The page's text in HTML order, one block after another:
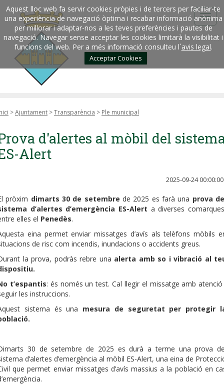
Aquest lloc web fa servir cookies pròpies i de tercers per faciliar-te
una experiència de navegació òptima i recabar informació anònima
per millorar i adaptar-nos a les teves preferències i pautes de
navegació. Navegar sense acceptar les cookies limitarà la visibilitat i
funcions del web. Per a més informació consulteu l´avis legal.
Acceptar Cookies
>Ajuntament >Transparència > Ple municipal
d'alertes al mòbil del
Alert
2025-09-24 00:00:00
pròxim dimarts 30 de setembre de 2025 es farà una prova
d’alertes d’emergència ES-Alert a diverses
elles el Penedès.
eina permet enviar missatges d’avís als telèfons mòbils
de risc com incendis, inundacions o accidents greus.
la prova, podràs rebre una alerta amb so i vibració al
t’espantis: és només un test. Cal llegir el missatge amb
les instruccions.
sistema és una mesura de seguretat per protegir
30 de setembre de 2025 es durà a terme una prova
d’alertes d’emergència al mòbil ES-Alert, una eina de
que permet enviar missatges d’avís massius a la població en